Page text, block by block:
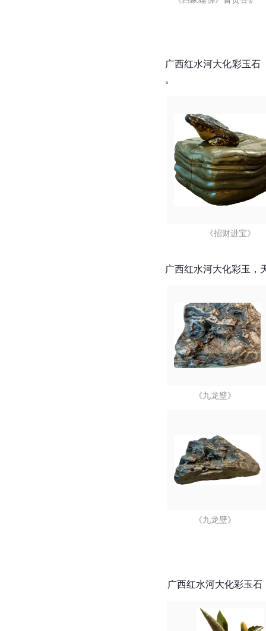
广西红水河大化彩玉石
。
《招财进宝》
广西红水河大化彩玉，
《九龙壁》
《九龙壁》
广西红水河大化彩玉